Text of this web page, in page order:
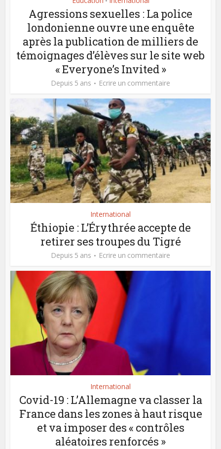
Agressions sexuelles : La police
londonienne ouvre une enquête
après la publication de milliers de
témoignages d’élèves sur le site web
« Everyone’s Invited »
Depuis 5 ans Ecrire un commentaire
International
Éthiopie : L’Érythrée accepte de
retirer ses troupes du Tigré
Depuis 5 ans Ecrire un commentaire
International
Covid-19 : L’Allemagne va classer la
France dans les zones à haut risque
et va imposer des « contrôles
aléatoires renforcés »